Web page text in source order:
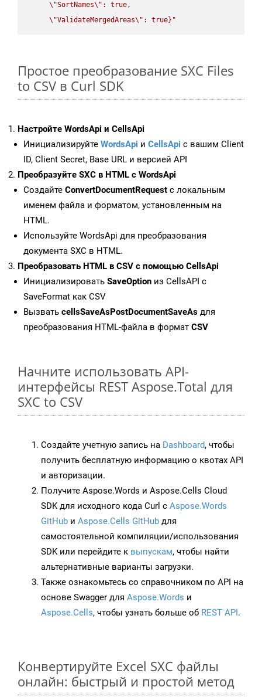
\"SortNames\" : true,
\"ValidateMergedAreas\" : true}"
Простое преобразование SXC Files
to CSV в Curl SDK
Настройте WordsApi и CellsApi
Инициализируйте WordsApi и CellsApi с вашим Client
ID, Client Secret, Base URL и версией API
Преобразуйте SXC в HTML с WordsApi
Создайте ConvertDocumentRequest с локальным
именем файла и форматом, установленным на
HTML.
Используйте WordsApi для преобразования
документа SXC в HTML.
Преобразовать HTML в CSV с помощью CellsApi
Инициализировать SaveOption из CellsAPI с
SaveFormat как CSV
Вызвать cellsSaveAsPostDocumentSaveAs для
преобразования HTML-файла в формат CSV
Начните использовать API-
интерфейсы REST Aspose.Total для
SXC to CSV
Создайте учетную запись на Dashboard, чтобы
получить бесплатную информацию о квотах API
и авторизации.
Получите Aspose.Words и Aspose.Cells Cloud
SDK для исходного кода Curl с Aspose.Words
GitHub и Aspose.Cells GitHub для
самостоятельной компиляции/использования
SDK или перейдите к выпускам, чтобы найти
альтернативные варианты загрузки.
Также ознакомьтесь со справочником по API на
основе Swagger для Aspose.Words и
Aspose.Cells, чтобы узнать больше об REST API.
Конвертируйте Excel SXC файлы
онлайн: быстрый и простой метод